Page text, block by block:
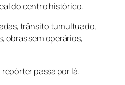
do centro histórico.
trânsito tumultuado,
obras sem operários,
passa por lá.